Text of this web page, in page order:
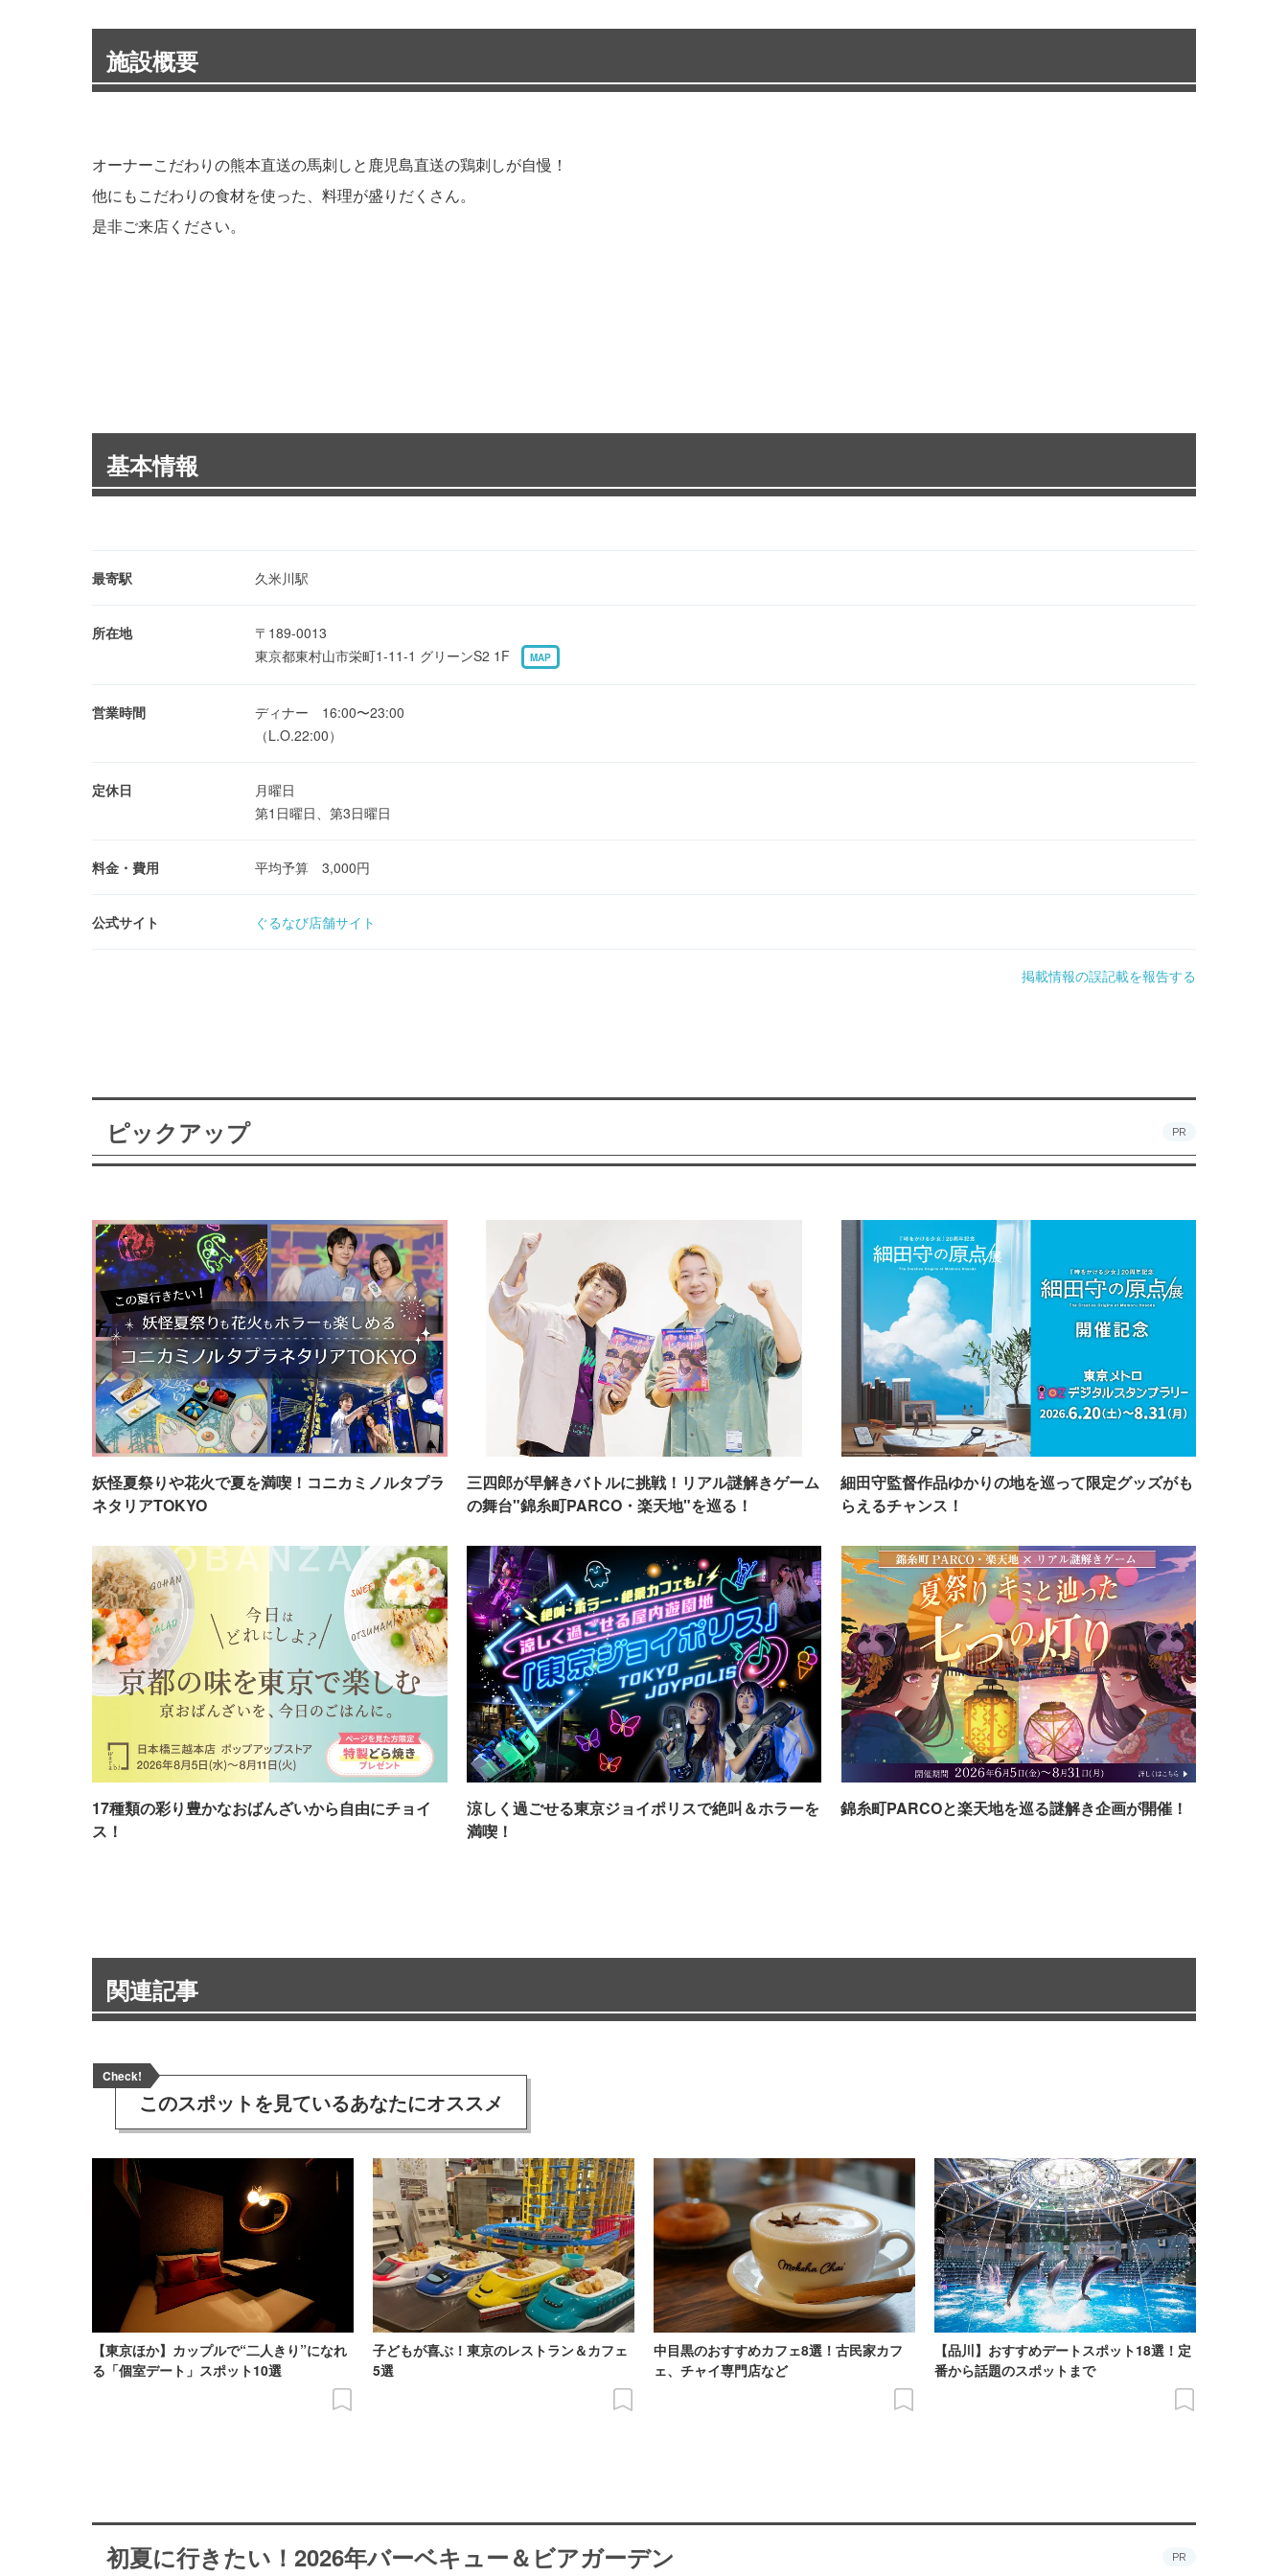
施設概要
オーナーこだわりの熊本直送の馬刺しと鹿児島直送の鶏刺しが自慢！
他にもこだわりの食材を使った、料理が盛りだくさん。
是非ご来店ください。
基本情報
最寄駅 久米川駅
所在地
〒189-0013
東京都東村山市栄町1-11-1 グリーンS2 1F
MAP
営業時間
ディナー 16:00〜23:00
（L.O.22:00）
定休日
月曜日
第1日曜日、第3日曜日
料金・費用 平均予算 3,000円
公式サイト ぐるなび店舗サイト
掲載情報の誤記載を報告する
ピックアップ PR
妖怪夏祭りや花火で夏を満喫！コニカミノルタプラ
ネタリアTOKYO
三四郎が早解きバトルに挑戦！リアル謎解きゲーム
の舞台"錦糸町PARCO・楽天地"を巡る！
細田守監督作品ゆかりの地を巡って限定グッズがも
らえるチャンス！
17種類の彩り豊かなおばんざいから自由にチョイ
ス！
涼しく過ごせる東京ジョイポリスで絶叫＆ホラーを
満喫！
錦糸町PARCOと楽天地を巡る謎解き企画が開催！
関連記事
Check!
このスポットを見ているあなたにオススメ
【東京ほか】カップルで“二人きり”になれ
る「個室デート」スポット10選
子どもが喜ぶ！東京のレストラン＆カフェ
5選
中目黒のおすすめカフェ8選！古民家カフ
ェ、チャイ専門店など
【品川】おすすめデートスポット18選！定
番から話題のスポットまで
初夏に行きたい！2026年バーベキュー＆ビアガーデン PR